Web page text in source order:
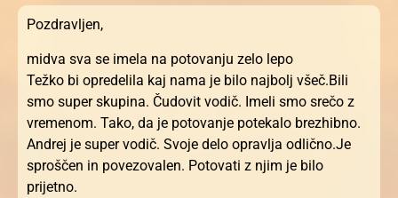
Pozdravljen,
midva sva se imela na potovanju zelo lepo
Težko bi opredelila kaj nama je bilo najbolj všeč.Bili
smo super skupina. Čudovit vodič. Imeli smo srečo z
vremenom. Tako, da je potovanje potekalo brezhibno.
Andrej je super vodič. Svoje delo opravlja odlično.Je
sproščen in povezovalen. Potovati z njim je bilo
prijetno.